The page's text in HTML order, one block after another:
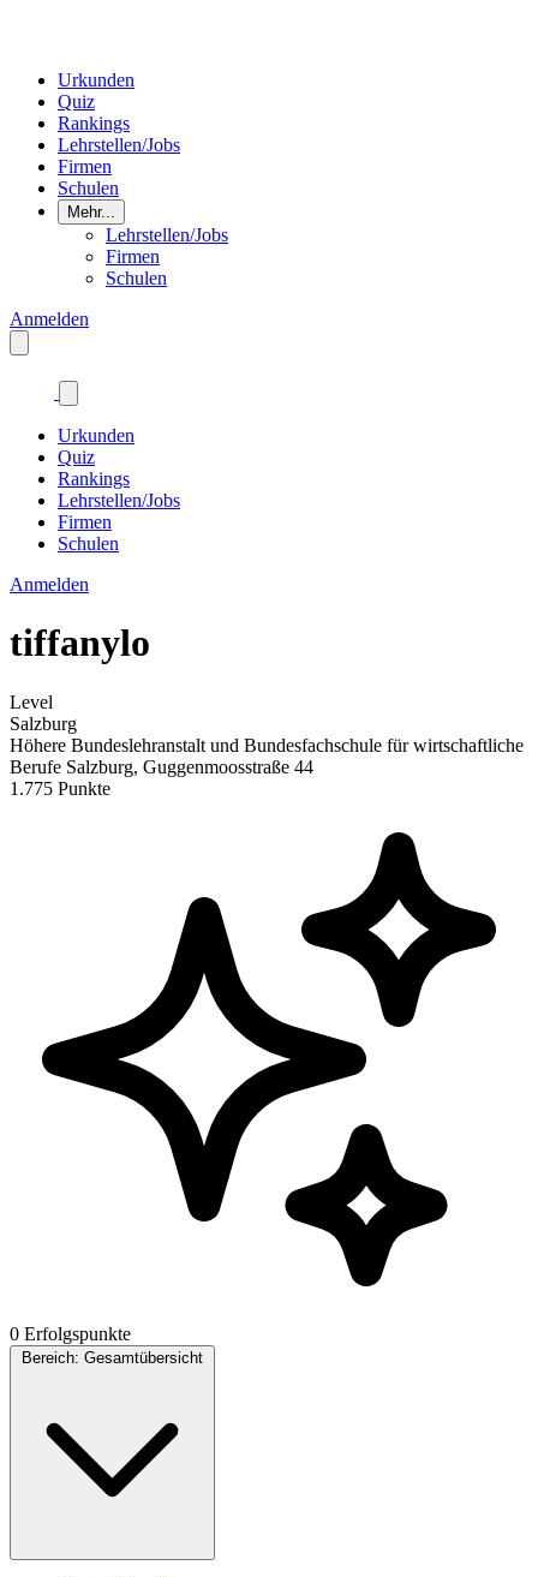
Urkunden
Quiz
Rankings
Lehrstellen/Jobs
Firmen
Schulen
Mehr...
Lehrstellen/Jobs
Firmen
Schulen
Anmelden
Urkunden
Quiz
Rankings
Lehrstellen/Jobs
Firmen
Schulen
Anmelden
tiffanylo
Level
Salzburg
Höhere Bundeslehranstalt und Bundesfachschule für wirtschaftliche
Berufe Salzburg, Guggenmoosstraße 44
1.775 Punkte
0 Erfolgspunkte
Bereich: Gesamtübersicht